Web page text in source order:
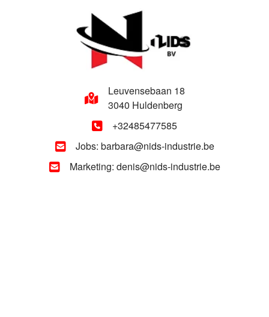
Leuvensebaan 18
3040 Huldenberg
+32485477585
Jobs: barbara@nids-industrie.be
Marketing: denis@nids-industrie.be